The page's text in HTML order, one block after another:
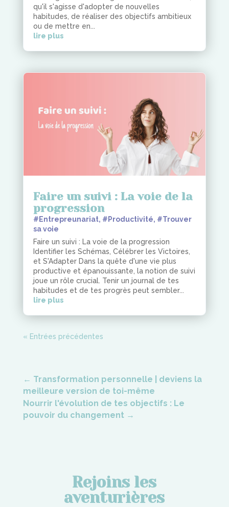
qu'il s'agisse d'adopter de nouvelles
habitudes, de réaliser des objectifs ambitieux
ou de mettre en...
lire plus
Faire un suivi : La voie de la
progression
#Entrepreunariat, #Productivité, #Trouver
sa voie
Faire un suivi : La voie de la progression
Identifier les Schémas, Célébrer les Victoires,
et S'Adapter Dans la quête d'une vie plus
productive et épanouissante, la notion de suivi
joue un rôle crucial. Tenir un journal de tes
habitudes et de tes progrès peut sembler...
lire plus
« Entrées précédentes
← Transformation personnelle | deviens la
meilleure version de toi-même
Nourrir l'évolution de tes objectifs : Le
pouvoir du changement→
Rejoins les
aventurières